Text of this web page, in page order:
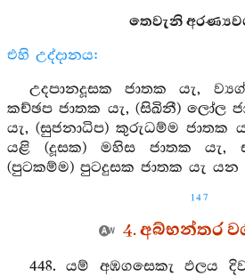
තෙවැනි
එහි උද්දානය:
උදපානදූසක ජාතක යැ,
කච්ඡප ජාතක යැ, (සිඛිනී) ලෝල
යැ, (සුජනාධිප) කුරුධම්ම ජාතක
යළි (දූසක) මහිස ජාතක යැ,
(පුටකම්ම) පුටදුසක ජාතක යැ යන
147
4. අබ්භන්තර
448. යම් අඹගසෙකැ ඵලය